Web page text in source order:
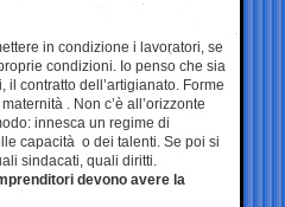
in condizione i lavoratori, se
condizioni. Io penso che sia
contratto dell’artigianato. Forme
. Non c’è all’orizzonte
innesca un regime di
capacità o dei talenti. Se poi si
sindacati, quali diritti.
devono avere la